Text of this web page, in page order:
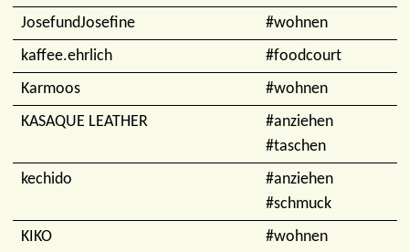
JosefundJosefine
#wohnen
kaffee.ehrlich
#foodcourt
Karmoos
#wohnen
KASAQUE LEATHER
#anziehen
#taschen
kechido
#anziehen
#schmuck
KIKO
#wohnen